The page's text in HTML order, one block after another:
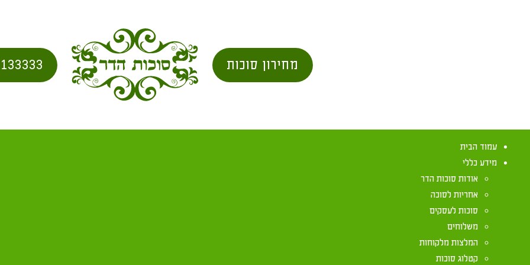
מחירון סוכות
עמוד הבית
מידע כללי
אודות סוכות הדר
אחריות לסוכה
סוכות לעסקים
משלוחים
המלצות מלקוחות
קטלוג סוכותהאם מותר לבנות סוכה תחת חבלי